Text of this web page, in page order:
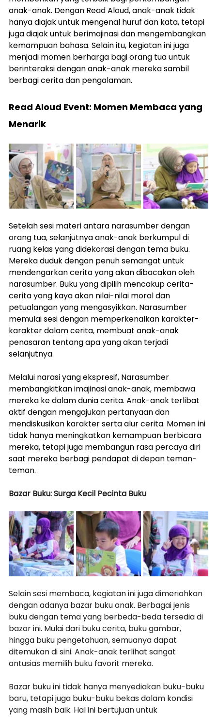
anak-anak. Dengan Read Aloud, anak-anak tidak
hanya diajak untuk mengenal huruf dan kata, tetapi
juga diajak untuk berimajinasi dan mengembangkan
kemampuan bahasa. Selain itu, kegiatan ini juga
menjadi momen berharga bagi orang tua untuk
berinteraksi dengan anak-anak mereka sambil
berbagi cerita dan pengalaman.
Read Aloud Event: Momen Membaca yang
Menarik
Setelah sesi materi antara narasumber dengan
orang tua, selanjutnya anak-anak berkumpul di
ruang kelas yang didekorasi dengan tema buku.
Mereka duduk dengan penuh semangat untuk
mendengarkan cerita yang akan dibacakan oleh
narasumber. Buku yang dipilih mencakup cerita-
cerita yang kaya akan nilai-nilai moral dan
petualangan yang mengasyikkan. Narasumber
memulai sesi dengan memperkenalkan karakter-
karakter dalam cerita, membuat anak-anak
penasaran tentang apa yang akan terjadi
selanjutnya.
Melalui narasi yang ekspresif, Narasumber
membangkitkan imajinasi anak-anak, membawa
mereka ke dalam dunia cerita. Anak-anak terlibat
aktif dengan mengajukan pertanyaan dan
mendiskusikan karakter serta alur cerita. Momen ini
tidak hanya meningkatkan kemampuan berbicara
mereka, tetapi juga membangun rasa percaya diri
saat mereka berbagi pendapat di depan teman-
teman.
Bazar Buku: Surga Kecil Pecinta Buku
Selain sesi membaca, kegiatan ini juga dimeriahkan
dengan adanya bazar buku anak. Berbagai jenis
buku dengan tema yang berbeda-beda tersedia di
bazar ini. Mulai dari buku cerita, buku gambar,
hingga buku pengetahuan, semuanya dapat
ditemukan di sini. Anak-anak terlihat sangat
antusias memilih buku favorit mereka.
Bazar buku ini tidak hanya menyediakan buku-buku
baru, tetapi juga buku-buku bekas dalam kondisi
yang masih baik. Hal ini bertujuan untuk